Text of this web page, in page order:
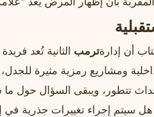
أن إدارةترمب الثانية تُعد
ومشاريع رمزية مثيرة
تتطور، ويبقى السؤال
سيتم إجراء تغييرات جذرية في